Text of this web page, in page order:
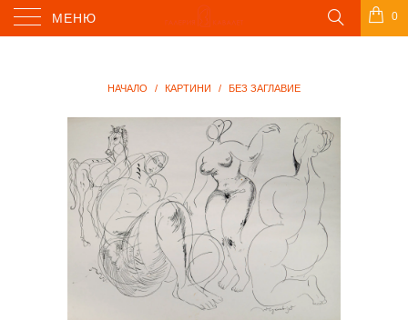
МЕНЮ 0
НАЧАЛО / КАРТИНИ / БЕЗ ЗАГЛАВИЕ